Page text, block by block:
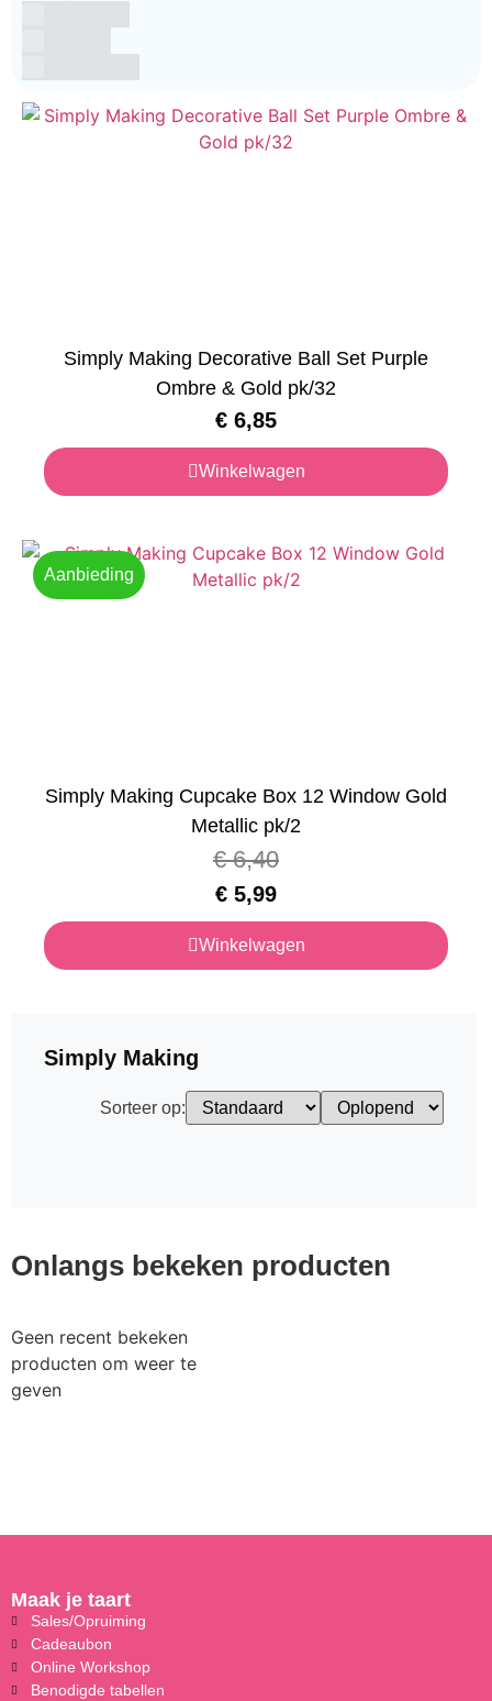
Simply Making Decorative Ball Set Purple
Ombre & Gold pk/32
€ 6,85
Winkelwagen
Aanbieding
Simply Making Cupcake Box 12 Window Gold
Metallic pk/2
€6,40
€ 5,99
Winkelwagen
Simply Making
Sorteer op:
Onlangs bekeken producten
Geen recent bekeken
producten om weer te
geven
Maak je taart
Sales/Opruiming
Cadeaubon
Online Workshop
Benodigde tabellen